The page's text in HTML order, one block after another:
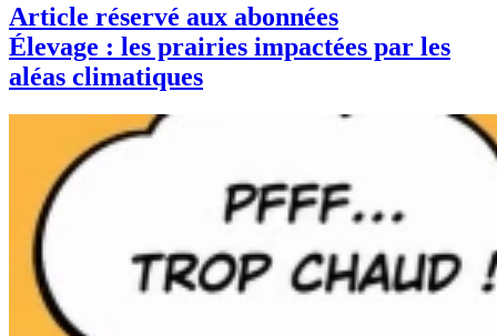
Article réservé aux abonnées
Élevage : les prairies impactées par les
aléas climatiques